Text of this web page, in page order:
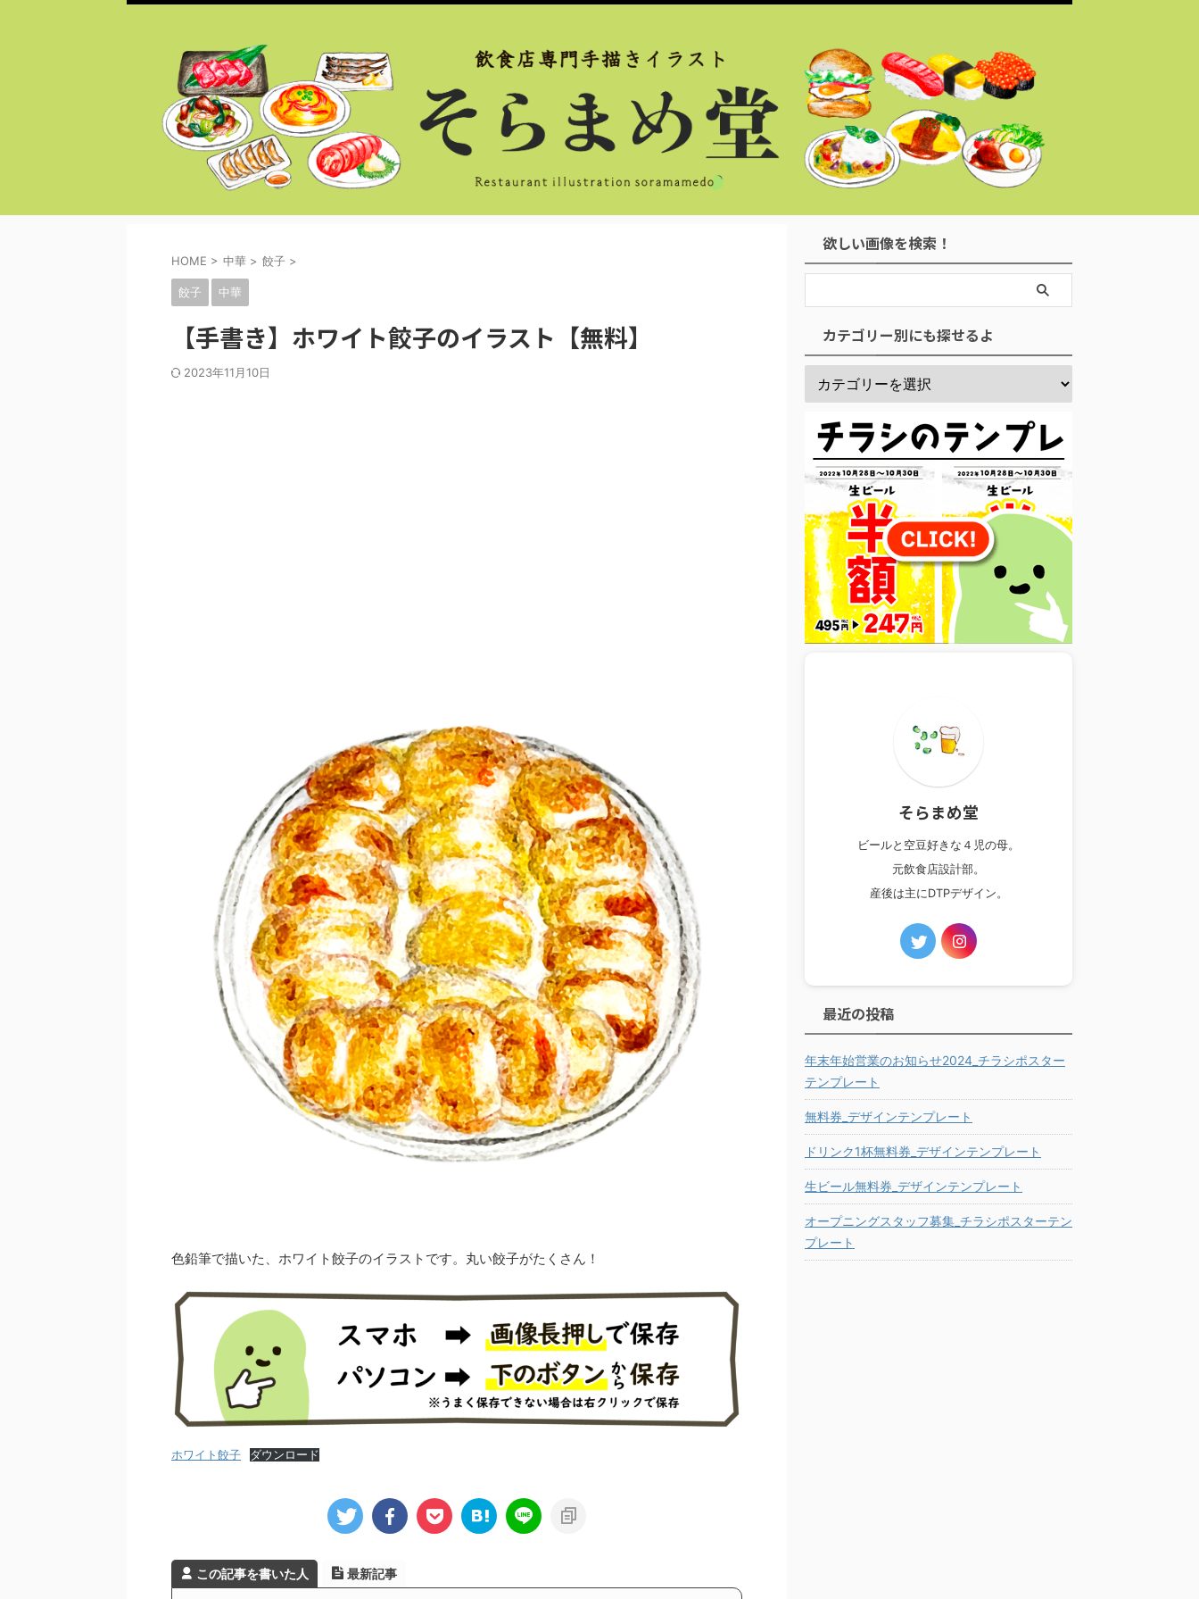
HOME > 中華 > 餃子 >
餃子 中華
【手書き】ホワイト餃子のイラスト【無料】
2023年11月10日
色鉛筆で描いた、ホワイト餃子のイラストです。丸い餃子がたくさん！
ホワイト餃子 ダウンロード
この記事を書いた人 最新記事
欲しい画像を検索！
カテゴリー別にも探せるよ
そらまめ堂
ビールと空豆好きな４児の母。
元飲食店設計部。
産後は主にDTPデザイン。
最近の投稿
年末年始営業のお知らせ2024_チラシポスター
テンプレート
無料券_デザインテンプレート
ドリンク1杯無料券_デザインテンプレート
生ビール無料券_デザインテンプレート
オープニングスタッフ募集_チラシポスターテン
プレート